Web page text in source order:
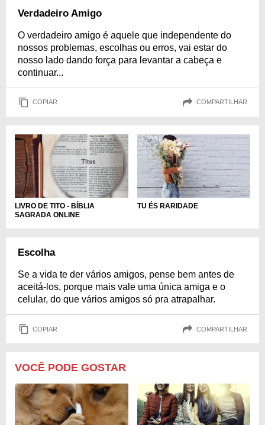
Verdadeiro Amigo
O verdadeiro amigo é aquele que independente do
nossos problemas, escolhas ou erros, vai estar do
nosso lado dando força para levantar a cabeça e
continuar...
COPIAR COMPARTILHAR
LIVRO DE TITO - BÍBLIA
SAGRADA ONLINE
TU ÉS RARIDADE
Escolha
Se a vida te der vários amigos, pense bem antes de
aceitá-los, porque mais vale uma única amiga e o
celular, do que vários amigos só pra atrapalhar.
COPIAR COMPARTILHAR
VOCÊ PODE GOSTAR